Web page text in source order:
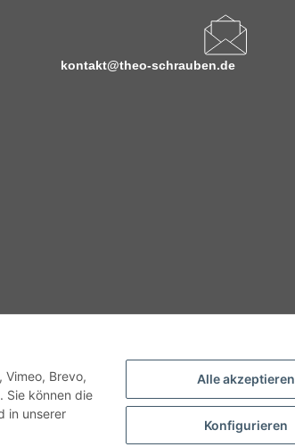
Alle akzeptieren
Konfigurieren
Vimeo, Brevo,
Sie können die
in unserer
kontakt@theo-schrauben.de
vom Produkt abweichen.